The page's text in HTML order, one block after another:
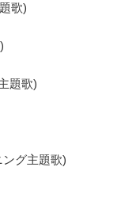
歌)
題歌)
グ主題歌)